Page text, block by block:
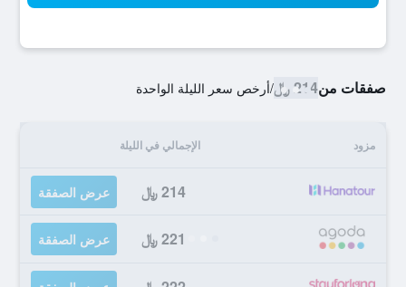
صفقات من214 ﷼ /أرخص سعر الليلة الواحدة
مزود الإجمالي في الليلة
214 ﷼ عرض الصفقة
221 ﷼ عرض الصفقة